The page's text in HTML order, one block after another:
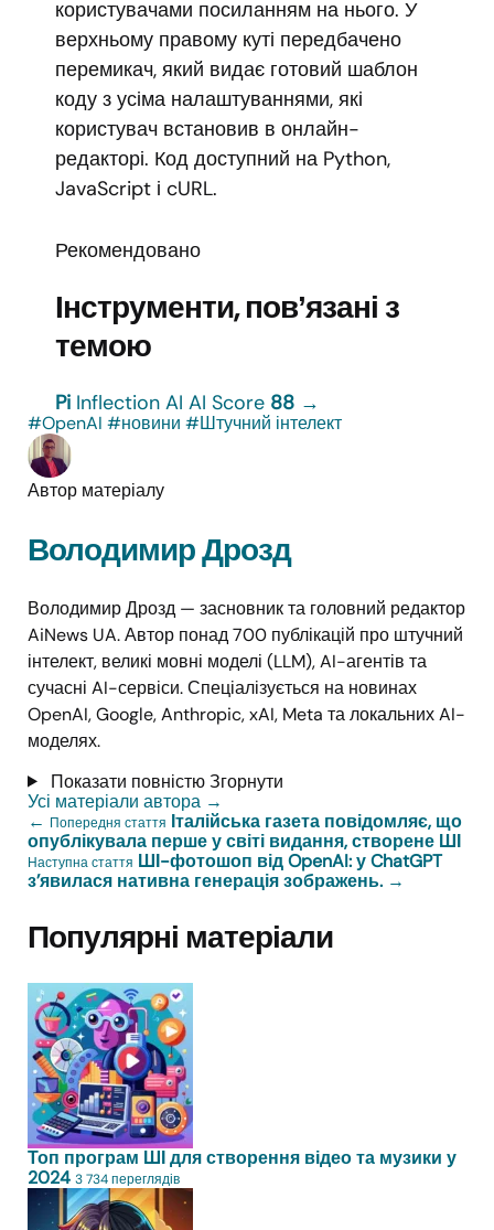
користувачами посиланням на нього. У
верхньому правому куті передбачено
перемикач, який видає готовий шаблон
коду з усіма налаштуваннями, які
користувач встановив в онлайн-
редакторі. Код доступний на Python,
JavaScript і cURL.
Рекомендовано
Інструменти, повʼязані з
темою
Pi Inflection AI AI Score 88 →
#OpenAI #новини #Штучний інтелект
Автор матеріалу
Володимир Дрозд
Володимир Дрозд — засновник та головний редактор
AiNews UA. Автор понад 700 публікацій про штучний
інтелект, великі мовні моделі (LLM), AI-агентів та
сучасні AI-сервіси. Спеціалізується на новинах
OpenAI, Google, Anthropic, xAI, Meta та локальних AI-
моделях.
Показати повністюЗгорнути
Усі матеріали автора →
← Попередня стаття Італійська газета повідомляє, що
опублікувала перше у світі видання, створене ШІ
Наступна стаття ШІ-фотошоп від OpenAI: у ChatGPT
з’явилася нативна генерація зображень. →
Популярні матеріали
Топ програм ШІ для створення відео та музики у
2024 3 734 переглядів